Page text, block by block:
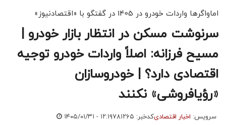
اماواگرها واردات خودرو در 1405 در گفتگو با «اقتصادنیوز»
سرنوشت مسکن در انتظار بازار خودرو |
مسیح فرزانه: اصلاً واردات خودرو توجیه
اقتصادی دارد؟ | خودروسازان
«رؤیافروشی» نکنند
سرویس: اخبار اقتصادیکدخبر: ۷۸۱۲۶۵ ۱۴۰۵/۰۱/۳۱ - ۱۲:۱۹